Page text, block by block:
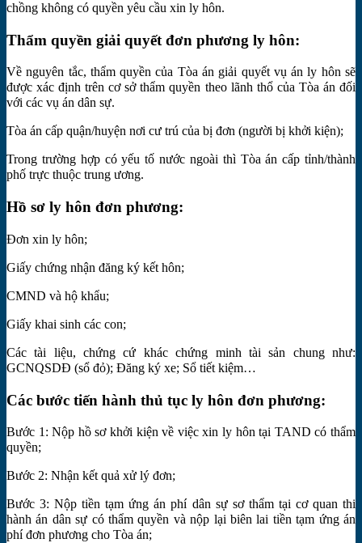
chồng không có quyền yêu cầu xin ly hôn.
Thẩm quyền giải quyết đơn phương ly hôn:
Về nguyên tắc, thẩm quyền của Tòa án giải quyết vụ án ly hôn sẽ
được xác định trên cơ sở thẩm quyền theo lãnh thổ của Tòa án đối
với các vụ án dân sự.
Tòa án cấp quận/huyện nơi cư trú của bị đơn (người bị khởi kiện);
Trong trường hợp có yếu tố nước ngoài thì Tòa án cấp tỉnh/thành
phố trực thuộc trung ương.
Hồ sơ ly hôn đơn phương:
Đơn xin ly hôn;
Giấy chứng nhận đăng ký kết hôn;
CMND và hộ khẩu;
Giấy khai sinh các con;
Các tài liệu, chứng cứ khác chứng minh tài sản chung như:
GCNQSDĐ (sổ đỏ); Đăng ký xe; Sổ tiết kiệm…
Các bước tiến hành thủ tục ly hôn đơn phương:
Bước 1: Nộp hồ sơ khởi kiện về việc xin ly hôn tại TAND có thẩm
quyền;
Bước 2: Nhận kết quả xử lý đơn;
Bước 3: Nộp tiền tạm ứng án phí dân sự sơ thẩm tại cơ quan thi
hành án dân sự có thẩm quyền và nộp lại biên lai tiền tạm ứng án
phí đơn phương cho Tòa án;